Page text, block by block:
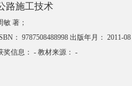
路施工技术
敏 著；
： 9787508488998 出版年月： 2011-08
奖信息： - 教材来源： -